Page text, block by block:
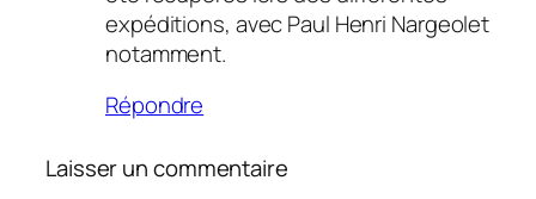
expéditions, avec Paul Henri Nargeolet
notamment.
Répondre
Laisser un commentaire